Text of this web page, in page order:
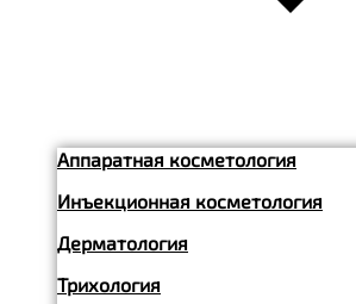
Аппаратная косметология
Инъекционная косметология
Дерматология
Трихология